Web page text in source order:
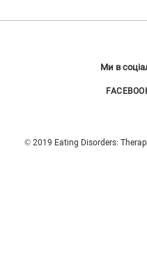
Ми в
© 2019 Eating Disorders: